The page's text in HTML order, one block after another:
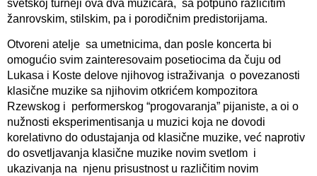
svetskoj turneji ova dva muzičara, sa potpuno različitim
žanrovskim, stilskim, pa i porodičnim predistorijama.
Otvoreni atelje sa umetnicima, dan posle koncerta bi
omogućio svim zainteresovaim posetiocima da čuju od
Lukasa i Koste delove njihovog istraživanja o povezanosti
klasične muzike sa njihovim otkrićem kompozitora
Rzewskog i performerskog “progovaranja” pijaniste, a oi o
nužnosti eksperimentisanja u muzici koja ne dovodi
korelativno do odustajanja od klasične muzike, već naprotiv
do osvetljavanja klasične muzike novim svetlom i
ukazivanja na njenu prisustnost u različitim novim